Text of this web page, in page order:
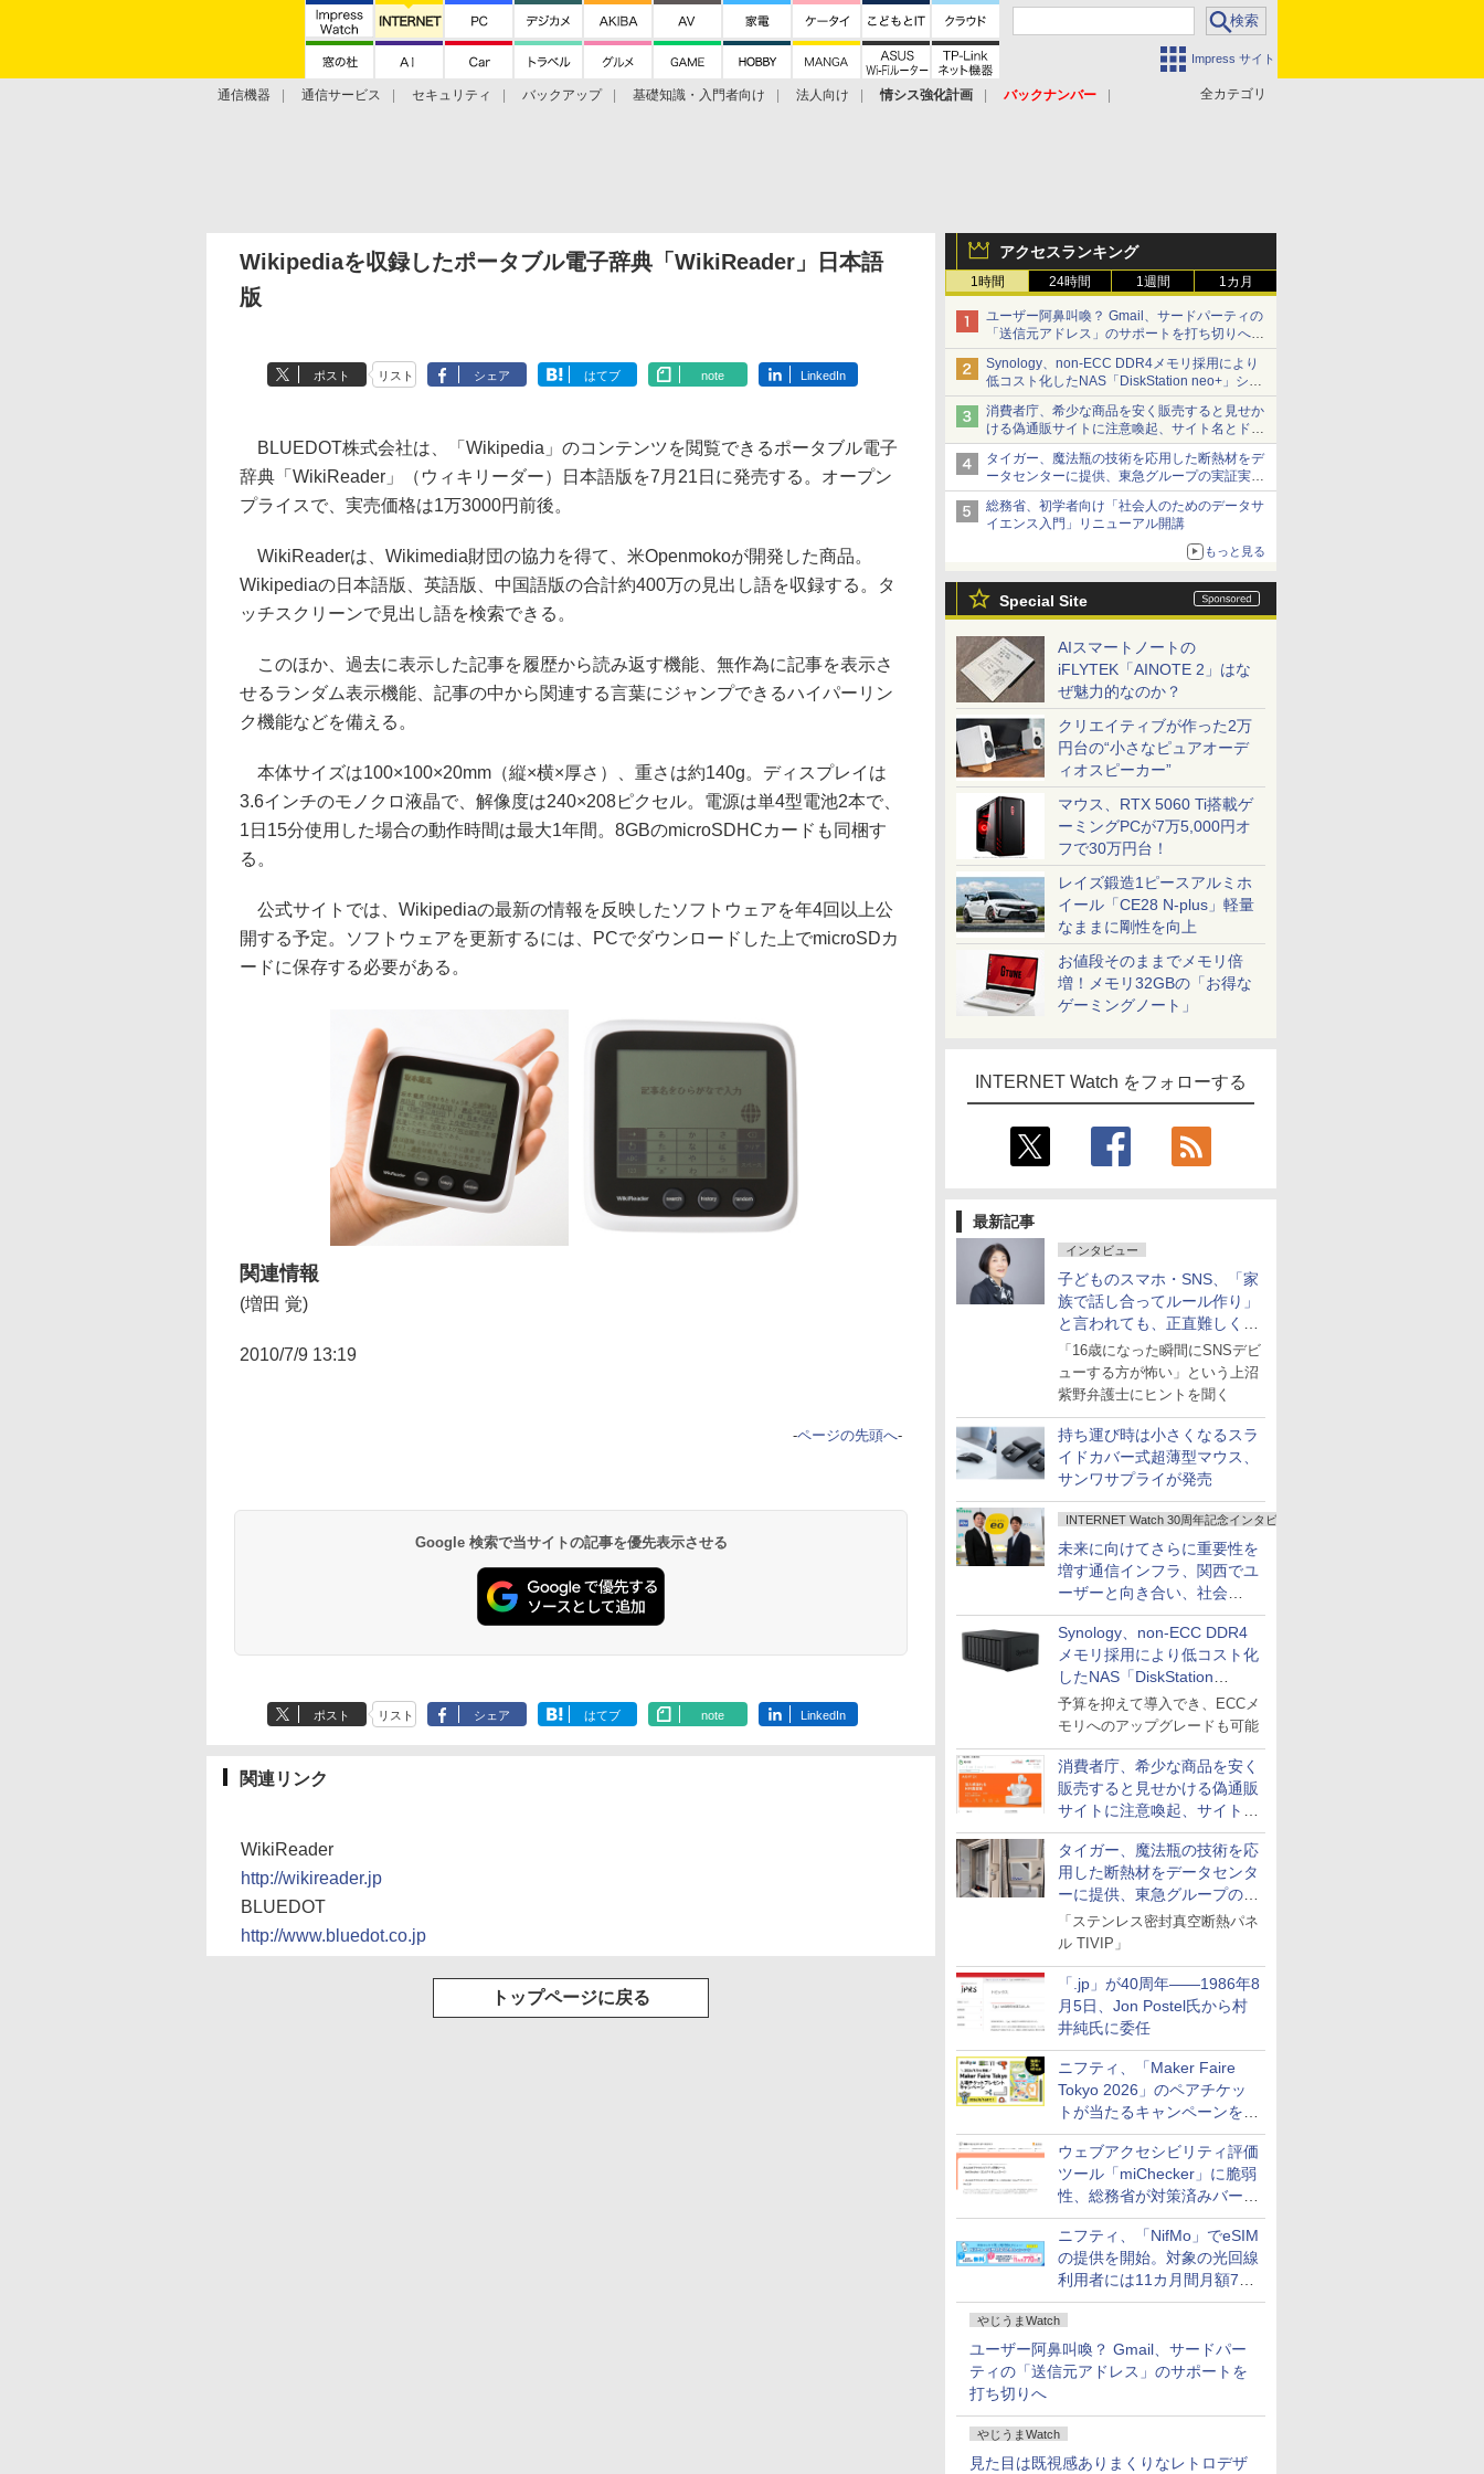
Impress サイト
全カテゴリ
通信機器 通信サービス セキュリティ バックアップ 基礎知識・入門者向け 法人向け 情シス強化計画
バックナンバー
アクセスランキング
1時間 24時間 1週間 1カ月
ユーザー阿鼻叫喚？ Gmail、サードパーティの
「送信元アドレス」のサポートを打ち切りへ
【やじうまWatch】
Synology、non-ECC DDR4メモリ採用により
低コスト化したNAS「DiskStation neo+」シリ
ーズ 予算を抑えて導入でき、ECCメモリへの
アップグレードも可能
消費者庁、希少な商品を安く販売すると見せか
ける偽通販サイトに注意喚起、サイト名とドメ
イン名を公表
タイガー、魔法瓶の技術を応用した断熱材をデ
ータセンターに提供、東急グループの実証実験
で 「ステンレス密封真空断熱パネル TIVIP」
総務省、初学者向け「社会人のためのデータサ
イエンス入門」リニューアル開講
もっと見る
Special Site
AIスマートノートの
iFLYTEK「AINOTE 2」はな
ぜ魅力的なのか？
クリエイティブが作った2万
円台の“小さなピュアオーデ
ィオスピーカー”
マウス、RTX 5060 Ti搭載ゲ
ーミングPCが7万5,000円オ
フで30万円台！
レイズ鍛造1ピースアルミホ
イール「CE28 N-plus」軽量
なままに剛性を向上
お値段そのままでメモリ倍
増！メモリ32GBの「お得な
ゲーミングノート」
INTERNET Watch をフォローする
最新記事
インタビュー
子どものスマホ・SNS、「家
族で話し合ってルール作り」
と言われても、正直難しくな
いですか？
「16歳になった瞬間にSNSデビ
ューする方が怖い」という上沼
紫野弁護士にヒントを聞く
持ち運び時は小さくなるスラ
イドカバー式超薄型マウス、
サンワサプライが発売
INTERNET Watch 30周年記念インタビュー
未来に向けてさらに重要性を
増す通信インフラ、関西でユ
ーザーと向き合い、社会
の“あたらしい”を起動し続け
る～オプテージ
Synology、non-ECC DDR4
メモリ採用により低コスト化
したNAS「DiskStation
neo+」シリーズ
予算を抑えて導入でき、ECCメ
モリへのアップグレードも可能
消費者庁、希少な商品を安く
販売すると見せかける偽通販
サイトに注意喚起、サイト名
とドメイン名を公表
タイガー、魔法瓶の技術を応
用した断熱材をデータセンタ
ーに提供、東急グループの実
証実験で
「ステンレス密封真空断熱パネ
ル TIVIP」
「.jp」が40周年――1986年8
月5日、Jon Postel氏から村
井純氏に委任
ニフティ、「Maker Faire
Tokyo 2026」のペアチケッ
トが当たるキャンペーンをX
で実施。8月16日まで
ウェブアクセシビリティ評価
ツール「miChecker」に脆弱
性、総務省が対策済みバージ
ョンへの更新を呼び掛け
ニフティ、「NifMo」でeSIM
の提供を開始。対象の光回線
利用者には11カ月間月額770
円割引のキャンペーン
やじうまWatch
ユーザー阿鼻叫喚？ Gmail、サードパー
ティの「送信元アドレス」のサポートを
打ち切りへ
やじうまWatch
見た目は既視感ありまくりなレトロデザ
Wikipediaを収録したポータブル電子辞典「WikiReader」日本語
版
ポスト リスト シェア はてブ note LinkedIn
BLUEDOT株式会社は、「Wikipedia」のコンテンツを閲覧できるポータブル電子
辞典「WikiReader」（ウィキリーダー）日本語版を7月21日に発売する。オープン
プライスで、実売価格は1万3000円前後。
WikiReaderは、Wikimedia財団の協力を得て、米Openmokoが開発した商品。
Wikipediaの日本語版、英語版、中国語版の合計約400万の見出し語を収録する。タ
ッチスクリーンで見出し語を検索できる。
このほか、過去に表示した記事を履歴から読み返す機能、無作為に記事を表示さ
せるランダム表示機能、記事の中から関連する言葉にジャンプできるハイパーリン
ク機能などを備える。
本体サイズは100×100×20mm（縦×横×厚さ）、重さは約140g。ディスプレイは
3.6インチのモノクロ液晶で、解像度は240×208ピクセル。電源は単4型電池2本で、
1日15分使用した場合の動作時間は最大1年間。8GBのmicroSDHCカードも同梱す
る。
公式サイトでは、Wikipediaの最新の情報を反映したソフトウェアを年4回以上公
開する予定。ソフトウェアを更新するには、PCでダウンロードした上でmicroSDカ
ードに保存する必要がある。
関連情報
(増田 覚)
2010/7/9 13:19
-ページの先頭へ-
Google 検索で当サイトの記事を優先表示させる
ポスト リスト シェア はてブ note LinkedIn
関連リンク
WikiReader
http://wikireader.jp
BLUEDOT
http://www.bluedot.co.jp
トップページに戻る